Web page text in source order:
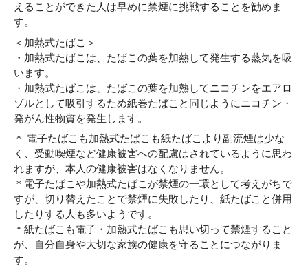
えることができた人は早めに禁煙に挑戦することを勧めま
す。
＜加熱式たばこ＞
・加熱式たばこは、たばこの葉を加熱して発生する蒸気を吸
います。
・加熱式たばこは、たばこの葉を加熱してニコチンをエアロ
ゾルとして吸引するため紙巻たばこと同じようにニコチン・
発がん性物質を発生します。
＊ 電子たばこも加熱式たばこも紙たばこより副流煙は少な
く、受動喫煙など健康被害への配慮はされているように思わ
れますが、本人の健康被害はなくなりません。
＊電子たばこや加熱式たばこが禁煙の一環として考えがちで
すが、切り替えたことで禁煙に失敗したり、紙たばこと併用
したりする人も多いようです。
＊紙たばこも電子・加熱式たばこも思い切って禁煙すること
が、自分自身や大切な家族の健康を守ることにつながりま
す。